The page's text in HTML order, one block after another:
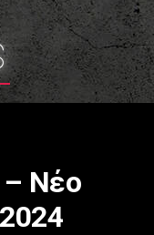
– Νέο